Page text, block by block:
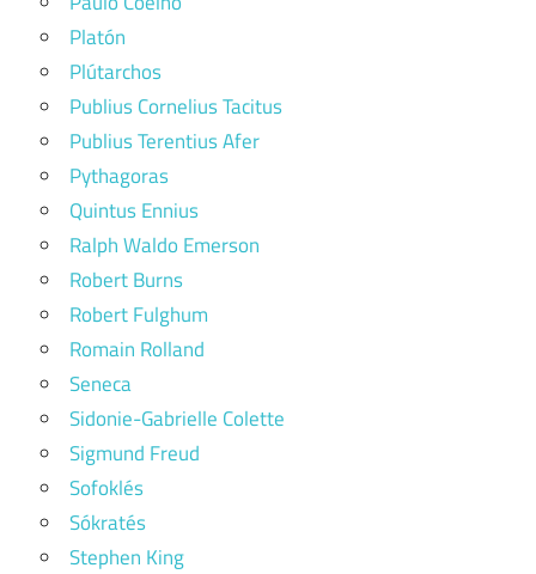
Platón
Plútarchos
Publius Cornelius Tacitus
Publius Terentius Afer
Pythagoras
Quintus Ennius
Ralph Waldo Emerson
Robert Burns
Robert Fulghum
Romain Rolland
Seneca
Sidonie-Gabrielle Colette
Sigmund Freud
Sofoklés
Sókratés
Stephen King